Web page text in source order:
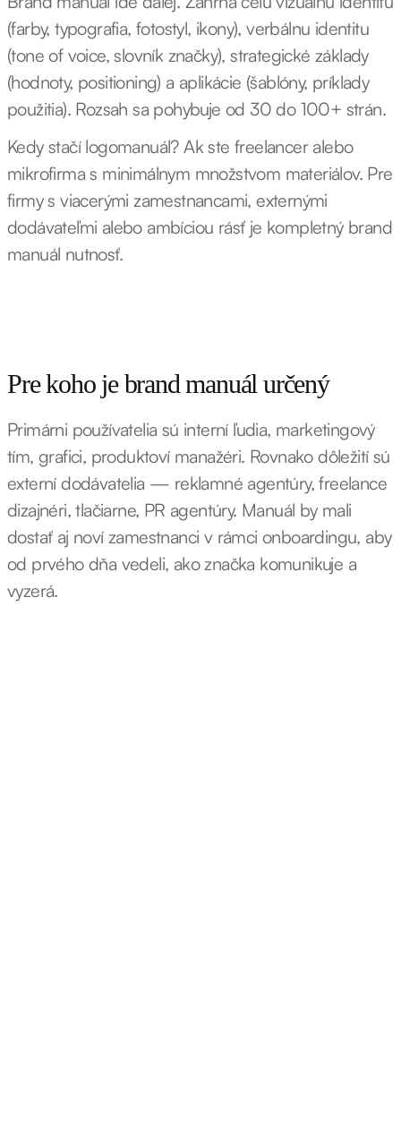
(farby, typografia, fotostyl, ikony), verbálnu identitu
(tone of voice, slovník značky), strategické základy
(hodnoty, positioning) a aplikácie (šablóny, príklady
použitia). Rozsah sa pohybuje od 30 do 100+ strán.
Kedy stačí logomanuál? Ak ste freelancer alebo
mikrofirma s minimálnym množstvom materiálov. Pre
firmy s viacerými zamestnancami, externými
dodávateľmi alebo ambíciou rásť je kompletný brand
manuál nutnosť.
Pre koho je brand manuál určený
Primárni používatelia sú interní ľudia, marketingový
tím, grafici, produktoví manažéri. Rovnako dôležití sú
externí dodávatelia — reklamné agentúry, freelance
dizajnéri, tlačiarne, PR agentúry. Manuál by mali
dostať aj noví zamestnanci v rámci onboardingu, aby
od prvého dňa vedeli, ako značka komunikuje a
vyzerá.